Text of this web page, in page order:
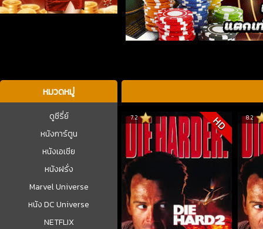
หมวดหมู่
ดูซีรี่ย์
หนังการ์ตูน
หนังเอเชีย
หนังฝรั่ง
Marvel Universe
หนัง DC Universe
NETFLIX
7.2 HD 8.2